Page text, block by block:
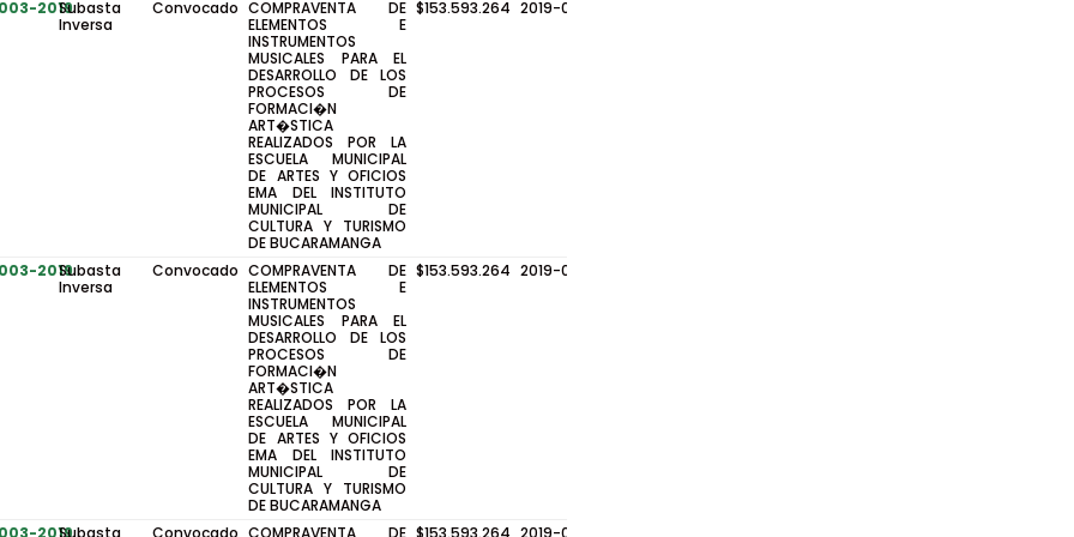
2019Subasta
Inversa
Convocado COMPRAVENTA DE
ELEMENTOS E
INSTRUMENTOS
MUSICALES PARA EL
DESARROLLO DE LOS
PROCESOS DE
FORMACI�N
ART�STICA
REALIZADOS POR LA
ESCUELA MUNICIPAL
DE ARTES Y OFICIOS
EMA DEL INSTITUTO
MUNICIPAL DE
CULTURA Y TURISMO
DE BUCARAMANGA
$153.593.264 2019-05-31
2019Subasta
Inversa
Convocado COMPRAVENTA DE
ELEMENTOS E
INSTRUMENTOS
MUSICALES PARA EL
DESARROLLO DE LOS
PROCESOS DE
FORMACI�N
ART�STICA
REALIZADOS POR LA
ESCUELA MUNICIPAL
DE ARTES Y OFICIOS
EMA DEL INSTITUTO
MUNICIPAL DE
CULTURA Y TURISMO
DE BUCARAMANGA
$153.593.264 2019-05-31